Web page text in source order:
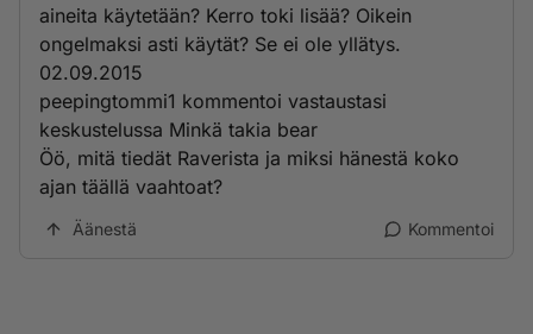
aineita käytetään? Kerro toki lisää? Oikein
ongelmaksi asti käytät? Se ei ole yllätys.
02.09.2015
peepingtommi1 kommentoi vastaustasi
keskustelussa Minkä takia bear
Öö, mitä tiedät Raverista ja miksi hänestä koko
ajan täällä vaahtoat?
Äänestä Kommentoi